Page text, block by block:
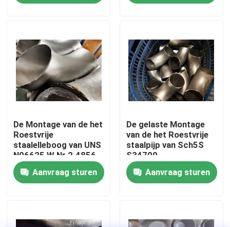
Kwaliteitscontrole
Company News
De Montage van de roestvrij staalpijp
de flens van de roestvrij staalpijp
het T-stuk van de roestvrij staalpijp
De Montage van de het
Roestvrije
staalelleboog van UNS
N06625 W.Nr.2.4856
Aanvraag sturen
De gelaste Montage
van de het Roestvrije
staalpijp van Sch5S
S34700
Aanvraag sturen